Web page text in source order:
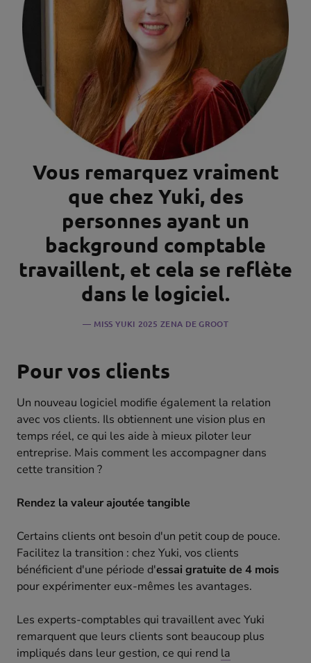
Vous remarquez vraiment
que chez Yuki, des
personnes ayant un
background comptable
travaillent, et cela se reflète
dans le logiciel.
MISS YUKI 2025 ZENA DE GROOT
Pour vos clients
Un nouveau logiciel modifie également la relation
avec vos clients. Ils obtiennent une vision plus en
temps réel, ce qui les aide à mieux piloter leur
entreprise. Mais comment les accompagner dans
cette transition ?
Rendez la valeur ajoutée tangible
Certains clients ont besoin d'un petit coup de pouce.
Facilitez la transition : chez Yuki, vos clients
bénéficient d'une période d'essai gratuite de 4 mois
pour expérimenter eux-mêmes les avantages.
Les experts-comptables qui travaillent avec Yuki
remarquent que leurs clients sont beaucoup plus
impliqués dans leur gestion, ce qui rend la